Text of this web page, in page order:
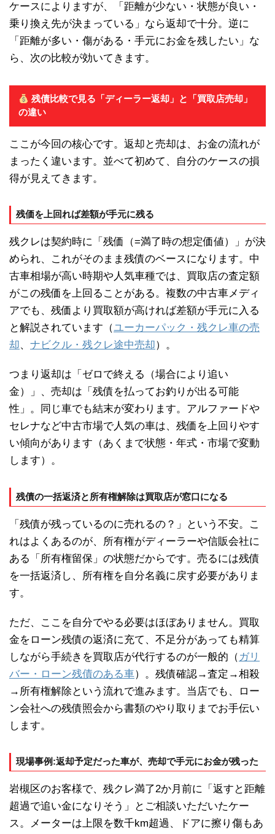
ケースによりますが、「距離が少ない・状態が良い・
乗り換え先が決まっている」なら返却で十分。逆に
「距離が多い・傷がある・手元にお金を残したい」な
ら、次の比較が効いてきます。
残債比較で見る「ディーラー返却」と「買取店売却」
の違い
ここが今回の核心です。返却と売却は、お金の流れが
まったく違います。並べて初めて、自分のケースの損
得が見えてきます。
残価を上回れば差額が手元に残る
残クレは契約時に「残価（=満了時の想定価値）」が決
められ、これがそのまま残債のベースになります。中
古車相場が高い時期や人気車種では、買取店の査定額
がこの残価を上回ることがある。複数の中古車メディ
アでも、残価より買取額が高ければ差額が手元に入る
と解説されています（ユーカーパック・残クレ車の売
却、 ナビクル・残クレ途中売却）。
つまり返却は「ゼロで終える（場合により追い
金）」、売却は「残債を払ってお釣りが出る可能
性」。同じ車でも結末が変わります。アルファードや
セレナなど中古市場で人気の車は、残価を上回りやす
い傾向があります（あくまで状態・年式・市場で変動
します）。
残債の一括返済と所有権解除は買取店が窓口になる
「残債が残っているのに売れるの？」という不安。こ
れはよくあるのが、所有権がディーラーや信販会社に
ある「所有権留保」の状態だからです。売るには残債
を一括返済し、所有権を自分名義に戻す必要がありま
す。
ただ、ここを自分でやる必要はほぼありません。買取
金をローン残債の返済に充て、不足分があっても精算
しながら手続きを買取店が代行するのが一般的（ ガリ
バー・ローン残債のある車）。残債確認→査定→相殺
→所有権解除という流れで進みます。当店でも、ロー
ン会社への残債照会から書類のやり取りまでお手伝い
します。
現場事例:返却予定だった車が、売却で手元にお金が残った
岩槻区のお客様で、残クレ満了2か月前に「返すと距離
超過で追い金になりそう」とご相談いただいたケー
ス。メーターは上限を数千km超過、ドアに擦り傷もあ